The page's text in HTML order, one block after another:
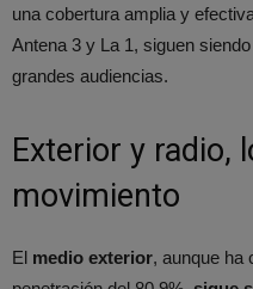
una cobertura amplia y
Antena 3 y La 1, siguen
grandes audiencias.
Exterior y radio,
movimiento
El medio exterior, aunque ha